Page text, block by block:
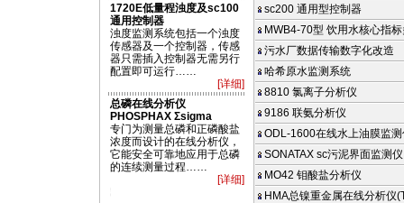
1720E低量程浊度及sc100
通用控制器
浊度监测系统包括一个浊度
传感器及一个控制器，传感
器只需插入控制器无需另行
配置即可运行……
[详细]
总磷在线分析仪
PHOSPHAX Σsigma
专门为测量总磷和正磷酸盐
浓度而设计的在线分析仪，
它能安全可靠地应用于总磷
的连续测量过程……
[详细]
ATMAX COM PACT 2100N 2100P 2100AN DRB200 FT660 LDO OTT
sc200 通用型控制器
MWB4-70型 饮用水核心指
污水厂数据传输数字化改造
哈希原水监测系统
8810 氯离子分析仪
9186 联氨分析仪
ODL-1600在线水上油膜监测
SONATAX sc污泥界面监测仪
MO42 钼酸盐分析仪
HMA总镍重金属在线分析仪